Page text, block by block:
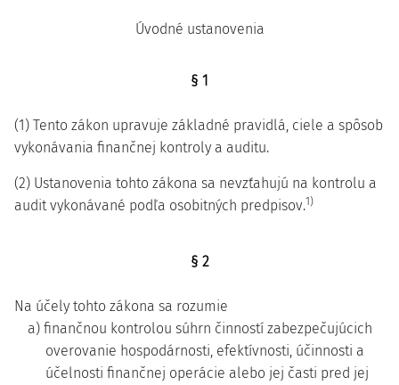
Úvodné ustanovenia
§ 1
(1) Tento zákon upravuje základné pravidlá, ciele a spôsob
vykonávania finančnej kontroly a auditu.
(2) Ustanovenia tohto zákona sa nevzťahujú na kontrolu a
audit vykonávané podľa osobitných predpisov.1)
§ 2
Na účely tohto zákona sa rozumie
a) finančnou kontrolou súhrn činností zabezpečujúcich
overovanie hospodárnosti, efektívnosti, účinnosti a
účelnosti finančnej operácie alebo jej časti pred jej